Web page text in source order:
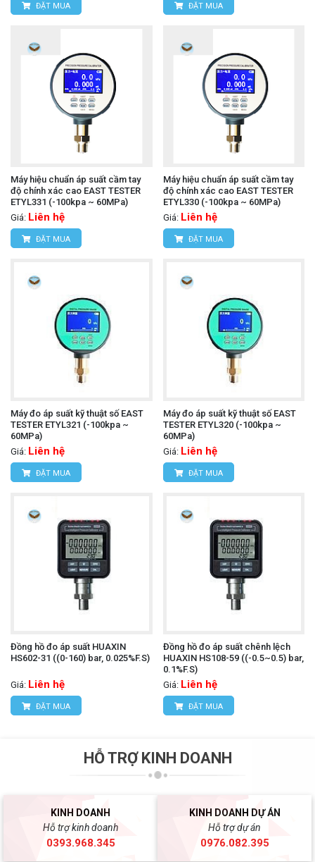
ĐẶT MUA ĐẶT MUA
Máy hiệu chuẩn áp suất cầm tay
độ chính xác cao EAST TESTER
ETYL331 (-100kpa ~ 60MPa)
Giá: Liên hệ
ĐẶT MUA
Máy hiệu chuẩn áp suất cầm tay
độ chính xác cao EAST TESTER
ETYL330 (-100kpa ~ 60MPa)
Giá: Liên hệ
ĐẶT MUA
Máy đo áp suất kỹ thuật số EAST
TESTER ETYL321 (-100kpa ~
60MPa)
Giá: Liên hệ
ĐẶT MUA
Máy đo áp suất kỹ thuật số EAST
TESTER ETYL320 (-100kpa ~
60MPa)
Giá: Liên hệ
ĐẶT MUA
Đồng hồ đo áp suất HUAXIN
HS602-31 ((0-160) bar, 0.025%F.S)
Giá: Liên hệ
ĐẶT MUA
Đồng hồ đo áp suất chênh lệch
HUAXIN HS108-59 ((-0.5~0.5) bar,
0.1%F.S)
Giá: Liên hệ
ĐẶT MUA
HỖ TRỢ KINH DOANH
KINH DOANH
Hỗ trợ kinh doanh
0393.968.345
KINH DOANH DỰ ÁN
Hỗ trợ dự án
0976.082.395